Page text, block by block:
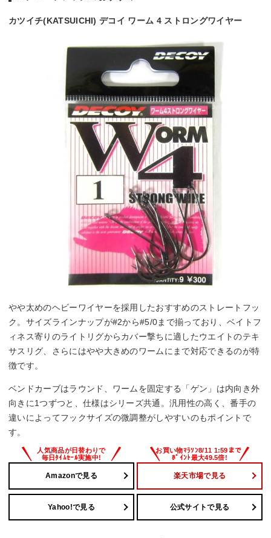
カツイチ(KATSUICHI) デコイ ワーム 4 ストロングワイヤー
やや太めのヘビーワイヤーを採用したおすすめのストレートフッ
ク。サイズラインナップが#2から#5/0まで揃っており、ベイトフ
ィネス寄りのライトリグからカバー撃ちに適したウエイトのテキ
サスリグ、さらにはやや大きめのワームにまで対応できるのが特
徴です。
ベンドカーブはラウンド、ワームを固定する「ゲン」は内向き外
向きに1つずつと、仕様はシリーズ共通。汎用性の高く、番手の
違いによってフックサイズの微調整がしやすいのもポイントで
す。
Amazonで見る 楽天市場で見る
Yahoo!で見る 公式サイトで見る